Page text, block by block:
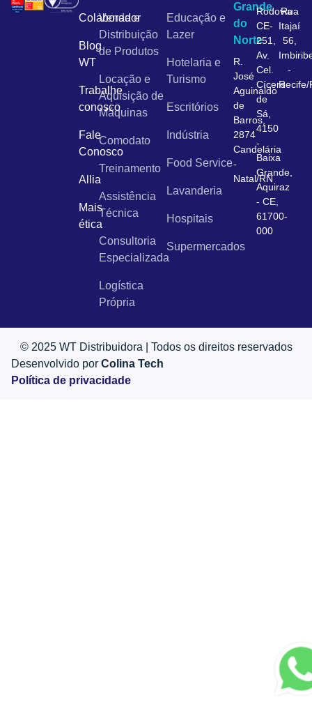
Colaborador
Blog
WT
Trabalhe
conosco
Fale
Conosco
Allia
Mais
ética
Venda e
Distribuição
de Produtos
Locação e
Aquisição de
Máquinas
Comodato
Treinamento
Assistência
Técnica
Consultoria
Especializada
Logística
Própria
Educação e
Lazer
Hotelaria e
Turismo
Escritórios
Indústria
Food Service
Lavanderia
Hospitais
Supermercados
Grande
do
Norte
R.
José
Aguinaldo
de
Barros,
2874
Candelária
-
Natal/RN
Rodovia
CE-
251,
Av.
Cel.
Cícero
de
Sá,
4150
-
Baixa
Grande,
Aquiraz
- CE,
61700-
000
Rua
Itajaí
56,
-
Recife/
© 2025 WT Distribuidora | Todos os direitos reservados
Desenvolvido por Colina Tech
Política de privacidade